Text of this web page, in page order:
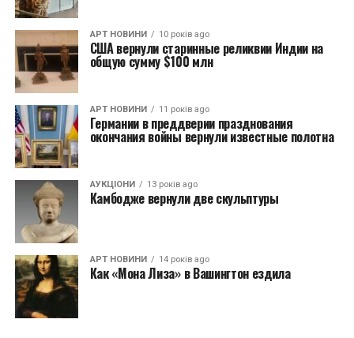
АРТ НОВИНИ 10 років ago
США вернули старинные реликвии Индии на
общую сумму $100 млн
АРТ НОВИНИ 11 років ago
Германии в преддверии празднования
окончания войны вернули известные полотна
АУКЦІОНИ 13 років ago
Камбодже вернули две скульптуры
АРТ НОВИНИ 14 років ago
Как «Мона Лиза» в Вашингтон ездила